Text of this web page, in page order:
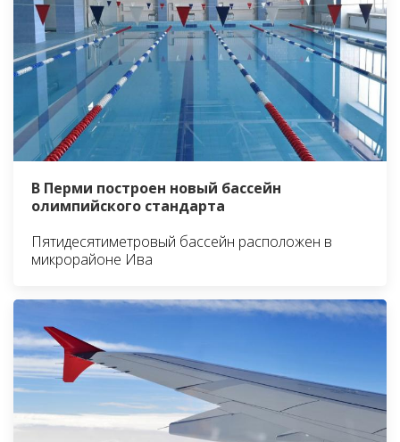
В Перми построен новый бассейн
олимпийского стандарта
Пятидесятиметровый бассейн расположен в
микрорайоне Ива